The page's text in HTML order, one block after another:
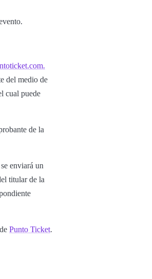
del medio de
cual puede
de la
enviará un
titular de la
Punto Ticket.